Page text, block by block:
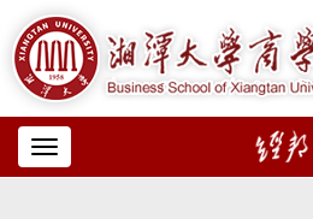
Toggle
navigation